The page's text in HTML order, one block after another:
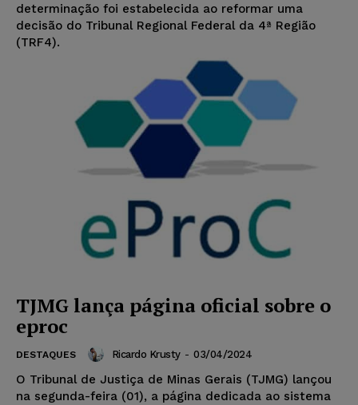
determinação foi estabelecida ao reformar uma
decisão do Tribunal Regional Federal da 4ª Região
(TRF4).
TJMG lança página oficial sobre o
eproc
DESTAQUES Ricardo Krusty - 03/04/2024
O Tribunal de Justiça de Minas Gerais (TJMG) lançou
na segunda-feira (01), a página dedicada ao sistema